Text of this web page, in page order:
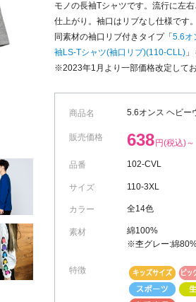
BACK
モノの長袖Tシャツです。流行に左
仕上がり。袖口はリブなし仕様です。
同素材の袖口リブ付きタイプ「 5.6オ
袖LS-Tシャツ(袖口リブ)(110-CLL)
※2023年1月より一部価格改定してお
商品名 5.6オンス ヘビー
販売価格 638円(税込)～
品番 102-CVL
サイズ 110-3XL
カラー 全14色
素材
綿100%
※杢グレー:綿
特徴